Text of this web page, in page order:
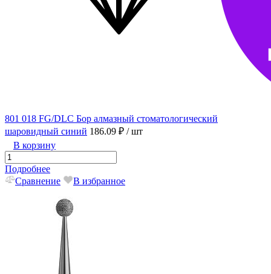
801 018 FG/DLC Бор алмазный стоматологический
шаровидный синий 186.09 ₽ / шт
В корзину
Подробнее
Сравнение
В избранное